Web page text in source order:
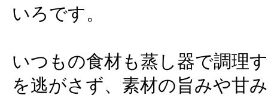
いろです。
いつもの食材も蒸し器で調理
を逃がさず、素材の旨みや甘